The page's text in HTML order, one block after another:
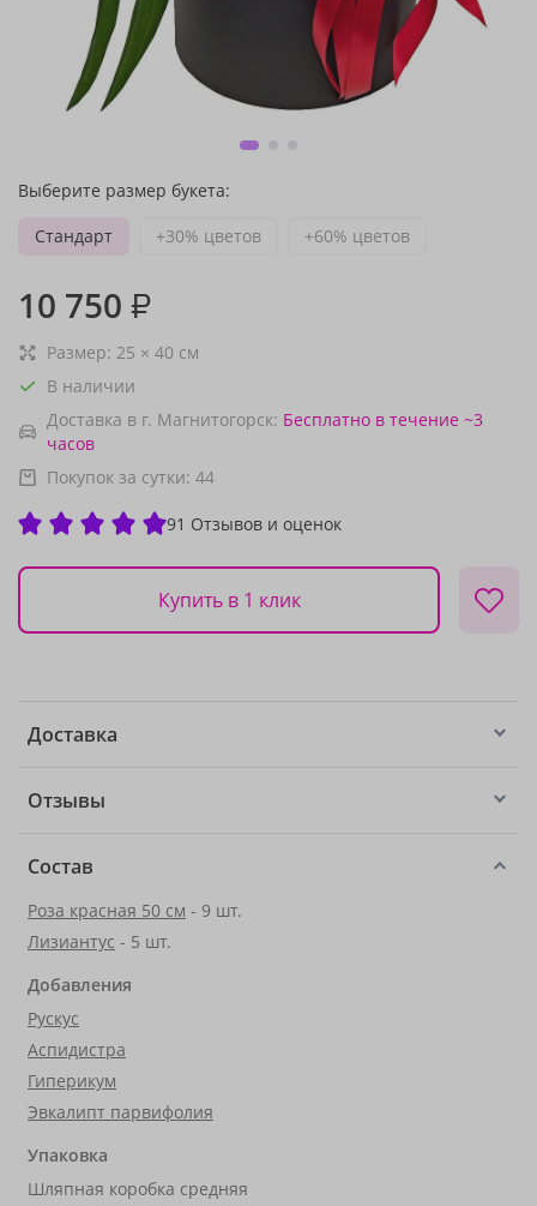
Выберите размер букета:
Стандарт
+30% цветов +60% цветов
10 750 ₽
Размер: 25 × 40 см
В наличии
Доставка в г. Магнитогорск: Бесплатно в течение ~3
часов
Покупок за сутки: 44
91 Отзывов и оценок
Купить в 1 клик
Доставка
Отзывы
Состав
Роза красная 50 см - 9 шт.
Лизиантус - 5 шт.
Добавления
Рускус
Аспидистра
Гиперикум
Эвкалипт парвифолия
Упаковка
Шляпная коробка средняя